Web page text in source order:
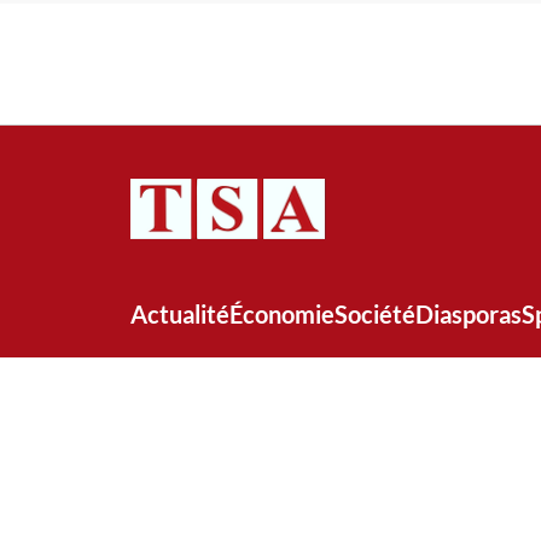
ActualitéÉconomieSociétéDiasporas